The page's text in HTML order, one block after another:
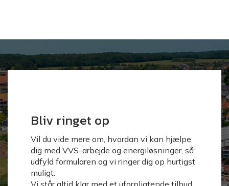
Bliv ringet op
Vil du vide mere om, hvordan vi kan hjælpe
dig med VVS-arbejde og energiløsninger, så
udfyld formularen og vi ringer dig op hurtigst
muligt.
Vi står altid klar med et uforpligtende tilbud